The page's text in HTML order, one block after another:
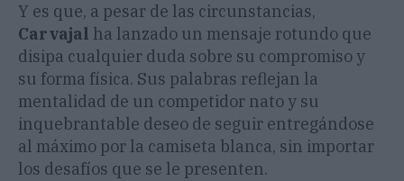
Y es que, a pesar de las circunstancias,
Carvajal ha lanzado un mensaje rotundo que
disipa cualquier duda sobre su compromiso y
su forma física. Sus palabras reflejan la
mentalidad de un competidor nato y su
inquebrantable deseo de seguir entregándose
al máximo por la camiseta blanca, sin importar
los desafíos que se le presenten.